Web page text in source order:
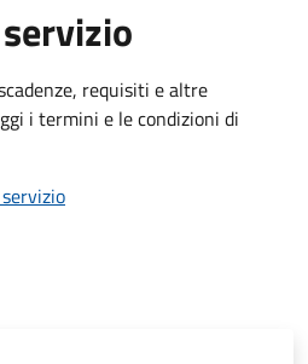
requisiti e altre
i termini e le condizioni di